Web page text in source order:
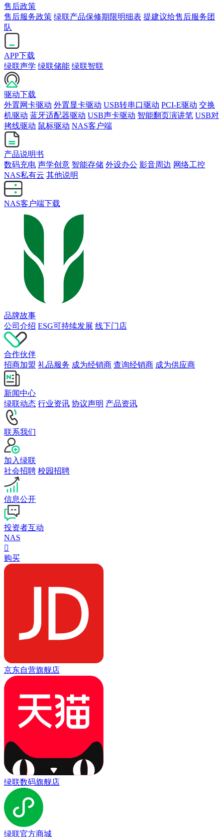
售后政策
售后服务政策 绿联产品保修期限明细表 提建议给售后服务团
队
APP下载
绿联声学 绿联储能 绿联智联
驱动下载
外置网卡驱动 外置显卡驱动 USB转串口驱动 PCI-E驱动 交换
机驱动 蓝牙适配器驱动 USB声卡驱动 智能翻页演讲笔 USB对
拷线驱动 鼠标驱动 NAS客户端
产品说明书
数码充电 声学创意 智能存储 外设办公 影音周边 网络工控
NAS私有云 其他说明
NAS客户端下载
品牌故事
公司介绍 ESG可持续发展 线下门店
合作伙伴
招商加盟 礼品服务 成为经销商 查询经销商 成为供应商
新闻中心
绿联动态 行业资讯 协议声明 产品资讯
联系我们
加入绿联
社会招聘 校园招聘
信息公开
投资者互动
NAS

购买
京东自营旗舰店
绿联数码旗舰店
绿联官方商城